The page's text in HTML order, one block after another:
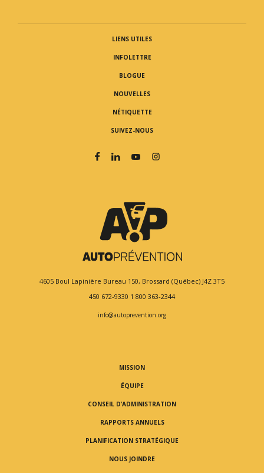
4605 Boul Lapinière Bureau 150, Brossard (Québec) J4Z 3T5
450 672-9330 1 800 363-2344
info@autoprevention.org
MISSION
ÉQUIPE
CONSEIL D’ADMINISTRATION
RAPPORTS ANNUELS
PLANIFICATION STRATÉGIQUE
NOUS JOINDRE
LIENS UTILES
INFOLETTRE
BLOGUE
NOUVELLES
NÉTIQUETTE
SUIVEZ-NOUS